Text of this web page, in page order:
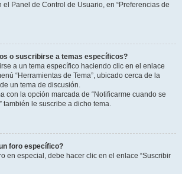
Panel de Control de Usuario, en “Preferencias de
o suscribirse a temas específicos?
a un tema específico haciendo clic en el enlace
“Herramientas de Tema”, ubicado cerca de la
un tema de discusión.
con la opción marcada de “Notificarme cuando se
también le suscribe a dicho tema.
foro específico?
en especial, debe hacer clic en el enlace “Suscribir